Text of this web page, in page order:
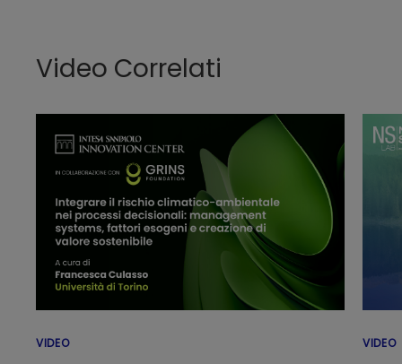
Video Correlati
VIDEO VIDEO